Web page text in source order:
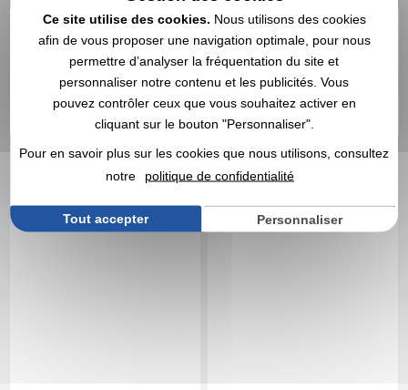
Réf. 01534V0177866
SUSPENSIONS
CHOUETTES
personnalisables ET
ENVELOPPES APPRENTI
SORCIER X 5
Réf. 01534V0178063
CHOUETTE publicitaire
BLANCHE
Ce site utilise des cookies. Nous utilisons des cookies
afin de vous proposer une navigation optimale, pour nous
permettre d’analyser la fréquentation du site et
personnaliser notre contenu et les publicités. Vous
pouvez contrôler ceux que vous souhaitez activer en
cliquant sur le bouton "Personnaliser".
Pour en savoir plus sur les cookies que nous utilisons, consultez
notre
politique de confidentialité
Tout accepter Personnaliser